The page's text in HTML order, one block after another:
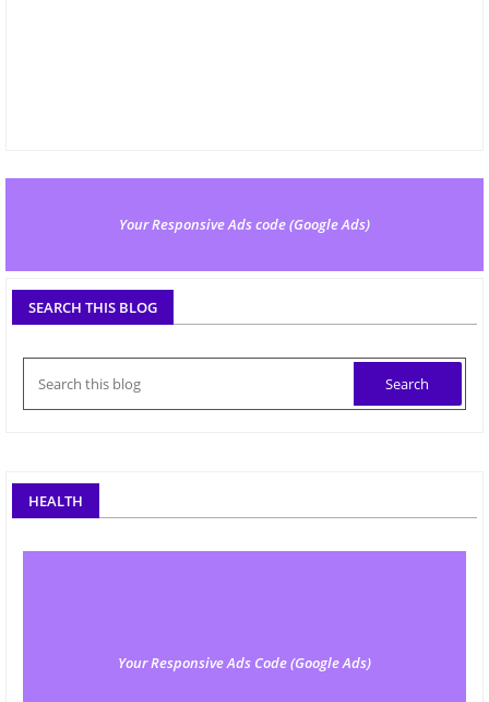
Your Responsive Ads code (Google Ads)
SEARCH THIS BLOG
HEALTH
Your Responsive Ads Code (Google Ads)